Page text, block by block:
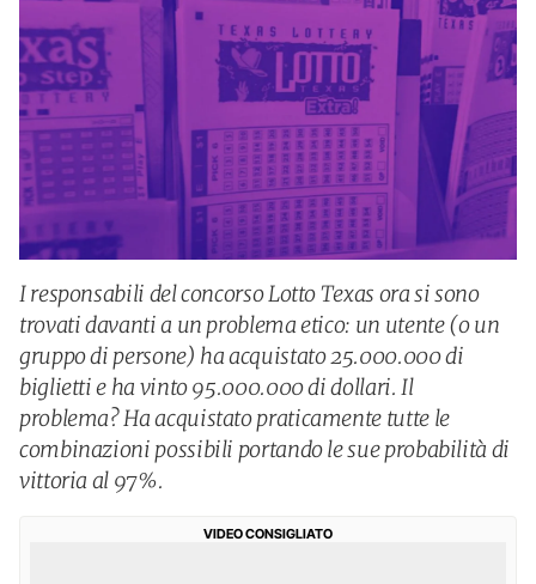
I responsabili del concorso Lotto Texas ora si sono
trovati davanti a un problema etico: un utente (o un
gruppo di persone) ha acquistato 25.000.000 di
biglietti e ha vinto 95.000.000 di dollari. Il
problema? Ha acquistato praticamente tutte le
combinazioni possibili portando le sue probabilità di
vittoria al 97%.
VIDEO CONSIGLIATO